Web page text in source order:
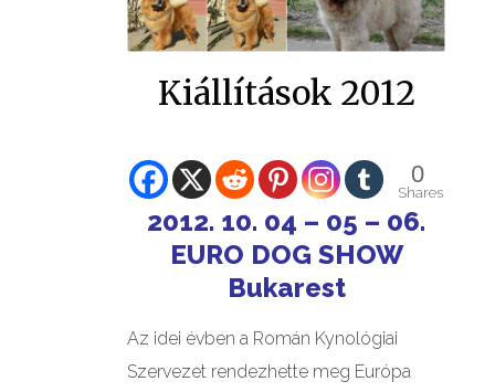
Kiállítások 2012
0
Shares
2012. 10. 04 – 05 – 06.
EURO DOG SHOW
Bukarest
Az idei évben a Román Kynológiai
Szervezet rendezhette meg Európa